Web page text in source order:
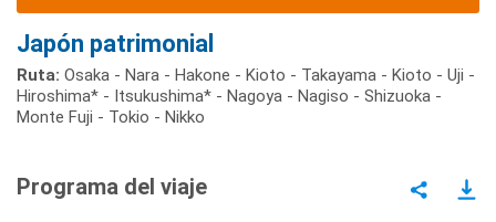
Japón patrimonial
Ruta: Osaka - Nara - Hakone - Kioto - Takayama - Kioto - Uji -
Hiroshima* - Itsukushima* - Nagoya - Nagiso - Shizuoka -
Monte Fuji - Tokio - Nikko
Programa del viaje